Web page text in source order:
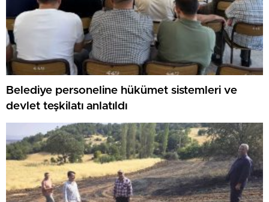
Belediye personeline hükümet sistemleri ve
devlet teşkilatı anlatıldı